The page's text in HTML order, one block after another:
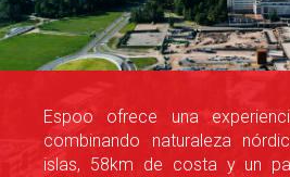
Espoo ofrece una
combinando naturaleza
islas, 58km de costa y un